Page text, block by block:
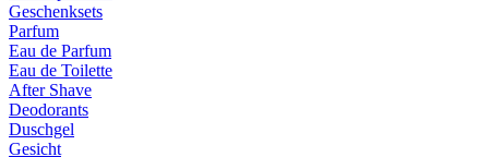
Geschenksets
Parfum
Eau de Parfum
Eau de Toilette
After Shave
Deodorants
Duschgel
Gesicht